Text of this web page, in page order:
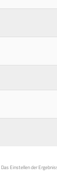
Einstellen der